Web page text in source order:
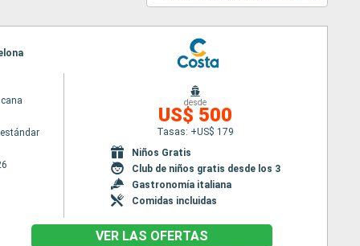
desde
US$ 500
Tasas: +US$ 179
Niños Gratis
Club de niños gratis desde los 3
Gastronomía italiana
Comidas incluidas
VER LAS OFERTAS